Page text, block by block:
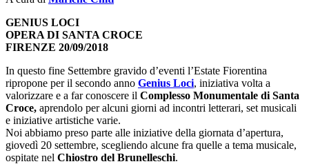
GENIUS LOCI
OPERA DI SANTA CROCE
FIRENZE 20/09/2018
In questo fine Settembre gravido d’eventi l’Estate Fiorentina
ripropone per il secondo anno Genius Loci, iniziativa volta a
valorizzare e a far conoscere il Complesso Monumentale di Santa
Croce, aprendolo per alcuni giorni ad incontri letterari, set musicali
e iniziative artistiche varie.
Noi abbiamo preso parte alle iniziative della giornata d’apertura,
giovedì 20 settembre, scegliendo alcune fra quelle a tema musicale,
ospitate nel Chiostro del Brunelleschi.